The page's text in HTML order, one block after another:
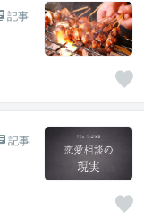
記事
記事